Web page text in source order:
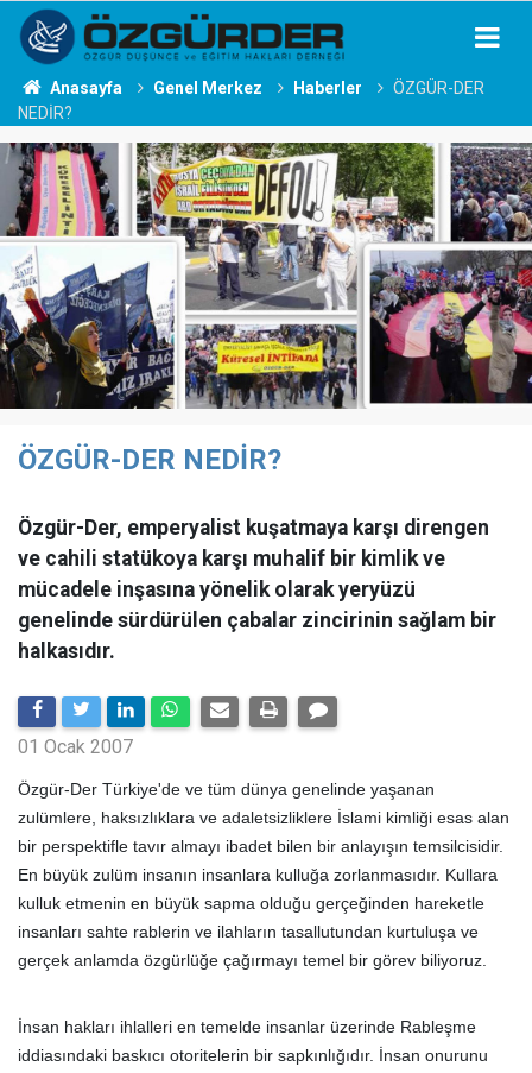
Anasayfa Genel Merkez Haberler
ÖZGÜR-DER
NEDİR?
ÖZGÜR-DER NEDİR?
Özgür-Der, emperyalist kuşatmaya karşı direngen
ve cahili statükoya karşı muhalif bir kimlik ve
mücadele inşasına yönelik olarak yeryüzü
genelinde sürdürülen çabalar zincirinin sağlam bir
halkasıdır.
01 Ocak 2007
Özgür-Der Türkiye'de ve tüm dünya genelinde yaşanan
zulümlere, haksızlıklara ve adaletsizliklere İslami kimliği esas alan
bir perspektifle tavır almayı ibadet bilen bir anlayışın temsilcisidir.
En büyük zulüm insanın insanlara kulluğa zorlanmasıdır. Kullara
kulluk etmenin en büyük sapma olduğu gerçeğinden hareketle
insanları sahte rablerin ve ilahların tasallutundan kurtuluşa ve
gerçek anlamda özgürlüğe çağırmayı temel bir görev biliyoruz.
İnsan hakları ihlalleri en temelde insanlar üzerinde Rableşme
iddiasındaki baskıcı otoritelerin bir sapkınlığıdır. İnsan onurunu